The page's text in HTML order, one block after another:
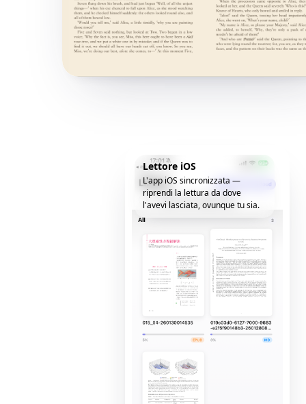
Lettore iOS
L'app iOS sincronizzata —
riprendi la lettura da dove
l'avevi lasciata, ovunque tu sia.